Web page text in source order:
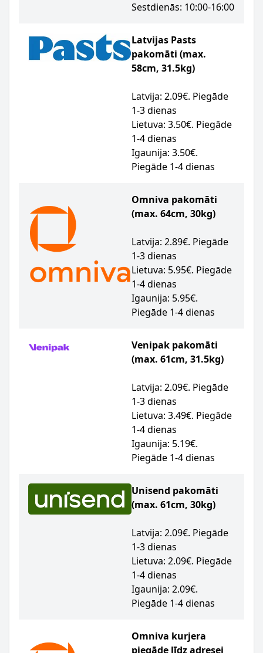
Sestdienās: 10:00-16:00
Latvijas Pasts
pakomāti (max.
58cm, 31.5kg)
Latvija: 2.09€. Piegāde
1-3 dienas
Lietuva: 3.50€. Piegāde
1-4 dienas
Igaunija: 3.50€.
Piegāde 1-4 dienas
Omniva pakomāti
(max. 64cm, 30kg)
Latvija: 2.89€. Piegāde
1-3 dienas
Lietuva: 5.95€. Piegāde
1-4 dienas
Igaunija: 5.95€.
Piegāde 1-4 dienas
Venipak pakomāti
(max. 61cm, 31.5kg)
Latvija: 2.09€. Piegāde
1-3 dienas
Lietuva: 3.49€. Piegāde
1-4 dienas
Igaunija: 5.19€.
Piegāde 1-4 dienas
Unisend pakomāti
(max. 61cm, 30kg)
Latvija: 2.09€. Piegāde
1-3 dienas
Lietuva: 2.09€. Piegāde
1-4 dienas
Igaunija: 2.09€.
Piegāde 1-4 dienas
Omniva kurjera
piegāde līdz adresei